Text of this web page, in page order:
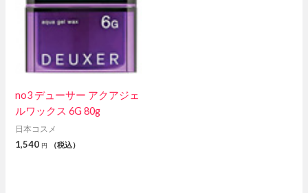
no3 デューサー アクアジェ
ルワックス 6G 80g
日本コスメ
1,540 円 （税込）